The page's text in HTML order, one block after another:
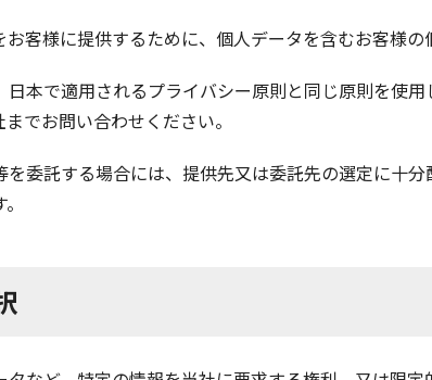
客様に提供するために、個人データを含むお客様の
本で適用されるプライバシー原則と同じ原則を使
でお問い合わせください。
委託する場合には、提供先又は委託先の選定に十